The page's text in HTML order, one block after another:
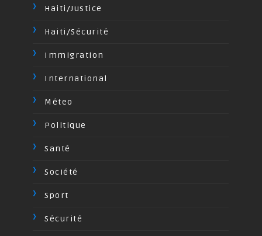
Haiti/Justice
Haiti/Sécurité
Immigration
International
Méteo
Politique
Santé
Société
Sport
Sécurité